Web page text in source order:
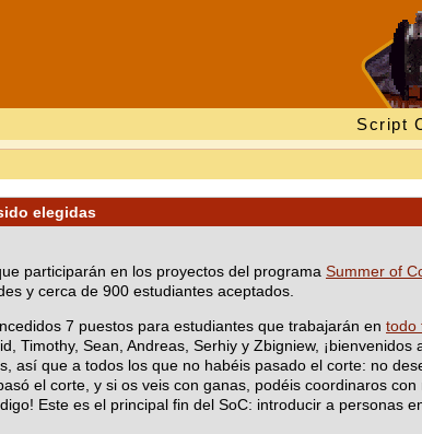
Script
elegidas
participarán en los proyectos del programa Summer of
y cerca de 900 estudiantes aceptados.
7 puestos para estudiantes que trabajarán en todo
Timothy, Sean, Andreas, Serhiy y Zbigniew,
así que a todos los que no habéis pasado el corte: no
el corte, y si os veis con ganas, podéis coordinaros
Este es el principal fin del SoC: introducir a personas